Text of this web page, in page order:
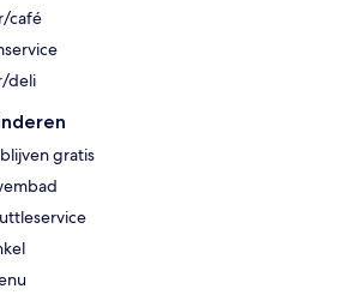
café
deli
gratis